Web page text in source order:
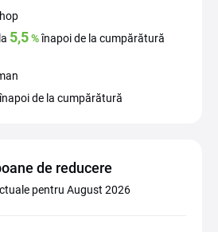
5,5%înapoi de la cumpărătură
înapoi de la cumpărătură
de reducere
pentru August 2026